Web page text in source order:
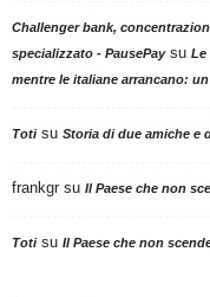
Challenger bank,
specializzato - PausePaysu Le
mentre le italiane arrancano:
Totisu Storia di due amiche e
frankgr su Il Paese che non
Totisu Il Paese che non